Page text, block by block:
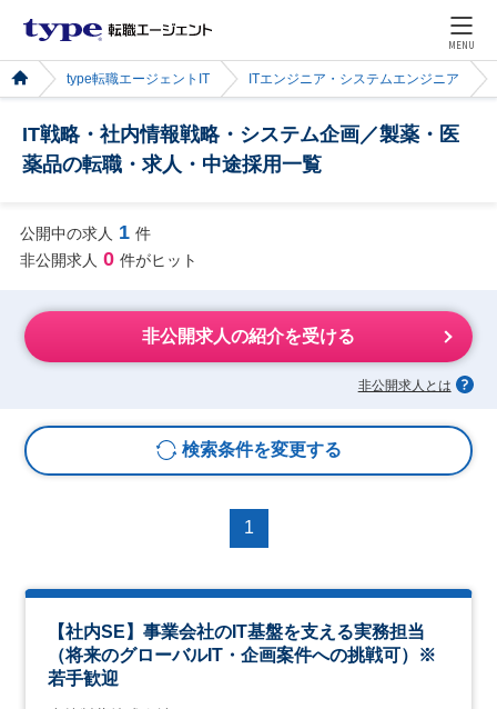
MENU
type転職エージェントIT ITエンジニア・システムエンジニア
IT戦略・社内情報戦略・システム企画／製薬・医
薬品の転職・求人・中途採用一覧
公開中の求人 1 件
非公開求人 0 件がヒット
非公開求人の紹介を受ける
非公開求人とは
検索条件を変更する
1
【社内SE】事業会社のIT基盤を支える実務担当
（将来のグローバルIT・企画案件への挑戦可）※
若手歓迎